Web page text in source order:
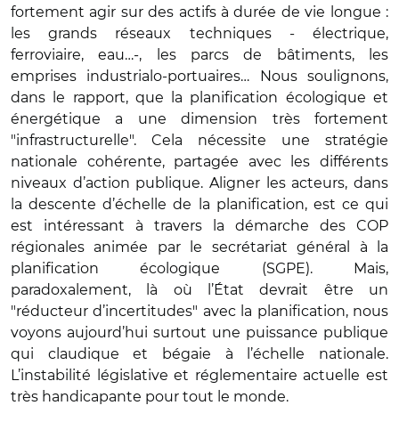
fortement agir sur des actifs à durée de vie longue :
les grands réseaux techniques - électrique,
ferroviaire, eau…-, les parcs de bâtiments, les
emprises industrialo-portuaires… Nous soulignons,
dans le rapport, que la planification écologique et
énergétique a une dimension très fortement
"infrastructurelle". Cela nécessite une stratégie
nationale cohérente, partagée avec les différents
niveaux d’action publique. Aligner les acteurs, dans
la descente d’échelle de la planification, est ce qui
est intéressant à travers la démarche des COP
régionales animée par le secrétariat général à la
planification écologique (SGPE). Mais,
paradoxalement, là où l’État devrait être un
"réducteur d’incertitudes" avec la planification, nous
voyons aujourd’hui surtout une puissance publique
qui claudique et bégaie à l’échelle nationale.
L’instabilité législative et réglementaire actuelle est
très handicapante pour tout le monde.